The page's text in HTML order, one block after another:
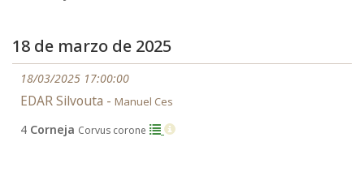
18 de marzo de 2025
18/03/2025 17:00:00
EDAR Silvouta - Manuel Ces
4 Corneja Corvus corone